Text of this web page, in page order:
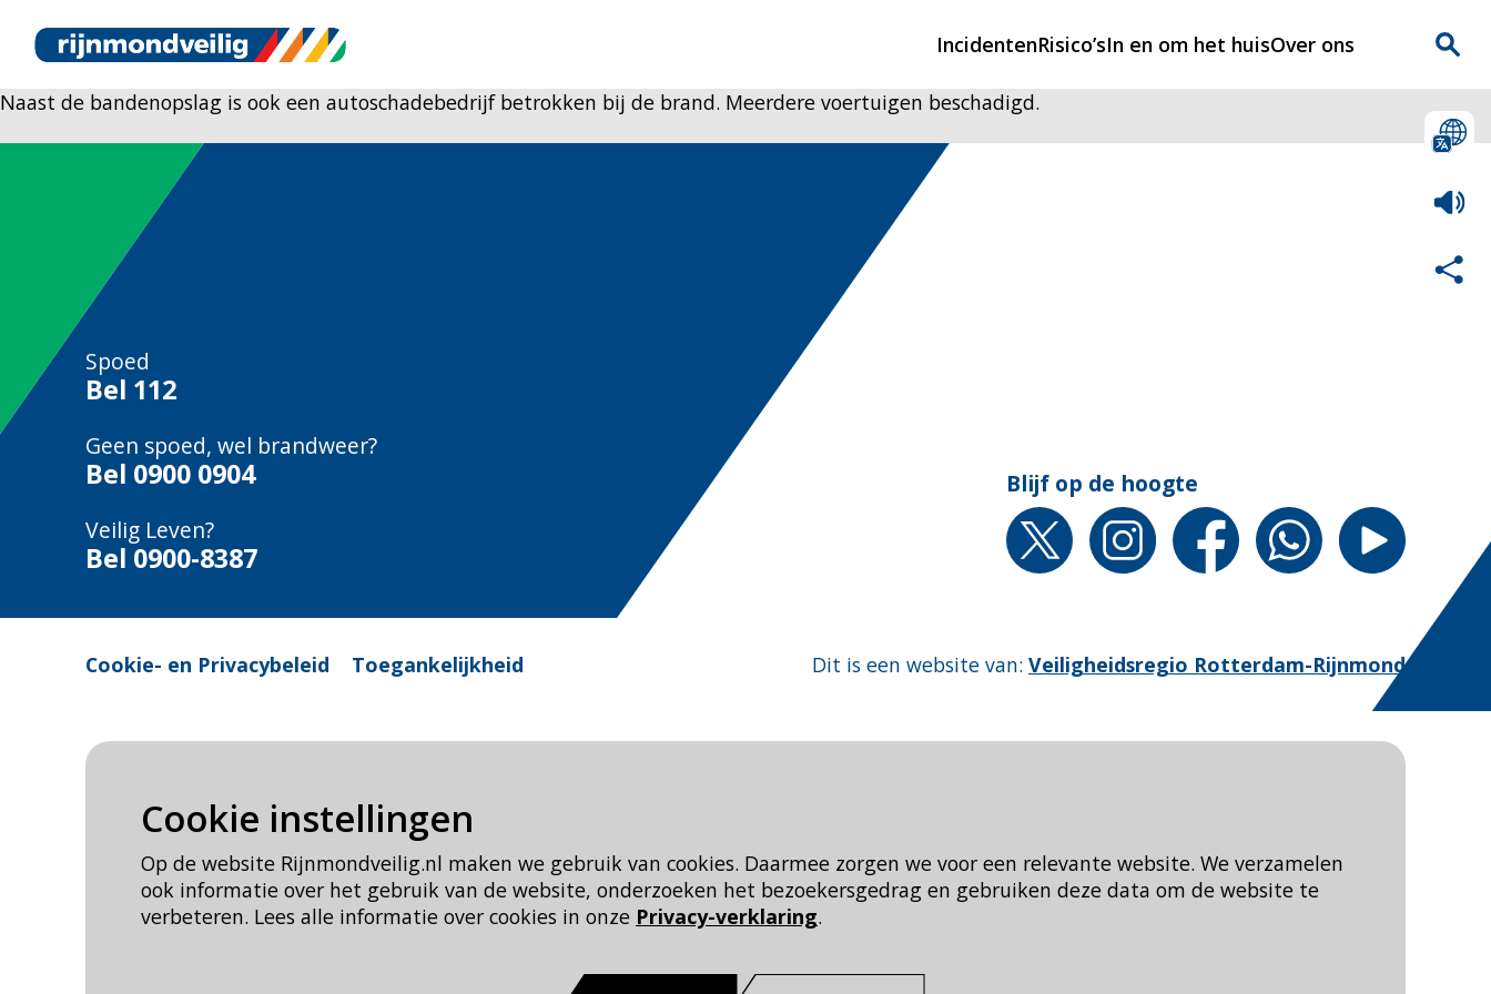
Cookie instellingen
Op de website Rijnmondveilig.nl maken we gebruik van cookies. Daarmee zorgen we voor een relevante website. We verzamelen
ook informatie over het gebruik van de website, onderzoeken het bezoekersgedrag en gebruiken deze data om de website te
verbeteren. Lees alle informatie over cookies in onze Privacy-verklaring.
Incidenten
Hulpdiensten nodig?
CIN-meldingen
Risico’sIn en om het huisOver ons
Naast de bandenopslag is ook een autoschadebedrijf betrokken bij de brand. Meerdere voertuigen beschadigd.
Spoed
Bel 112
Geen spoed, wel brandweer?
Bel 0900 0904
Veilig Leven?
Bel 0900-8387
Blijf op de hoogte
Cookie- en Privacybeleid Toegankelijkheid Dit is een website van: Veiligheidsregio Rotterdam-Rijnmond